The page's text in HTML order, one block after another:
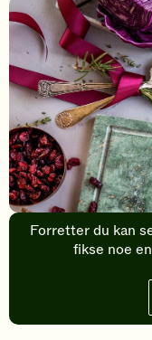
Forretter du kan
fikse noe